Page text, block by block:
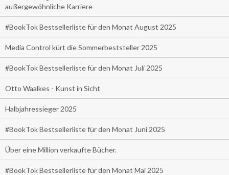
außergewöhnliche Karriere
#BookTok Bestsellerliste für den Monat August 2025
Media Control kürt die Sommerbeststeller 2025
#BookTok Bestsellerliste für den Monat Juli 2025
Otto Waalkes - Kunst in Sicht
Halbjahressieger 2025
#BookTok Bestsellerliste für den Monat Juni 2025
Über eine Million verkaufte Bücher.
#BookTok Bestsellerliste für den Monat Mai 2025